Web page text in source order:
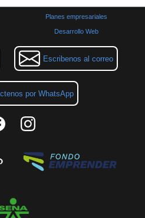
Planes empresariales
Desarrollo Web
Escribenos al correo
por WhatsApp